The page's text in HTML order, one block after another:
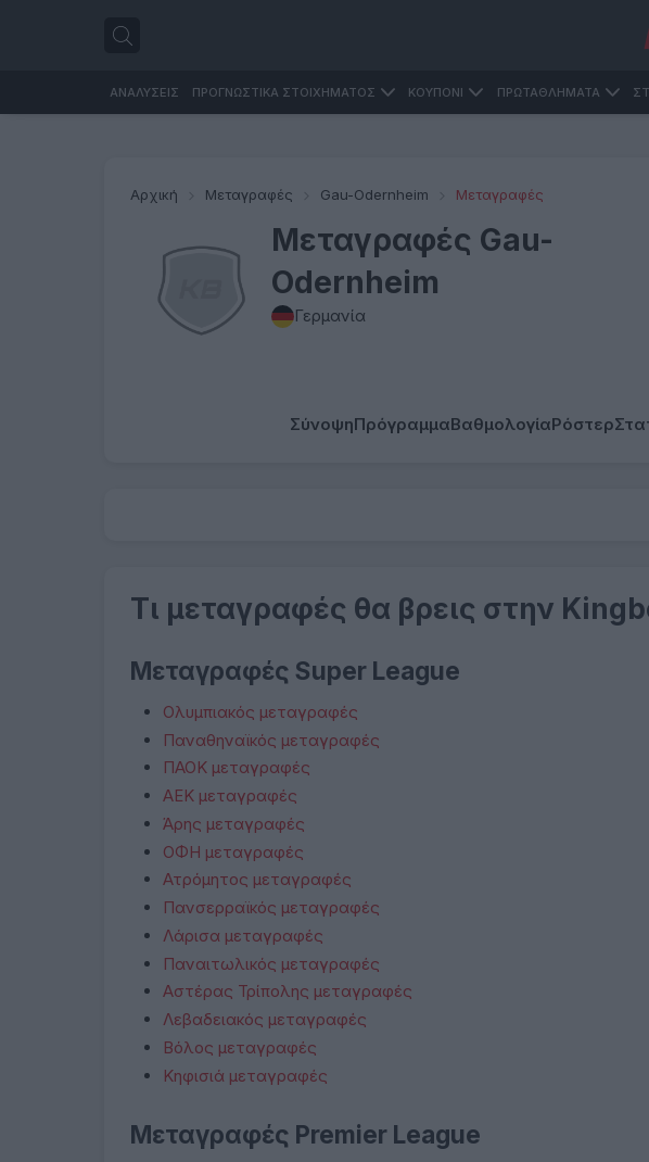
ΑΝΑΛΥΣΕΙΣ ΠΡΟΓΝΩΣΤΙΚΑ ΣΤΟΙΧΗΜΑΤΟΣ ΚΟΥΠΟΝΙ ΠΡΩΤΑΘΛΗΜΑΤΑ
Αρχική Μεταγραφές Gau-Odernheim Μεταγραφές
Μεταγραφές Gau-
Odernheim
Γερμανία
ΣύνοψηΠρόγραμμαΒαθμολογίαΡόστερ
Τι μεταγραφές θα βρεις στην
Μεταγραφές Super League
Ολυμπιακός μεταγραφές
Παναθηναϊκός μεταγραφές
ΠΑΟΚ μεταγραφές
ΑΕΚ μεταγραφές
Άρης μεταγραφές
ΟΦΗ μεταγραφές
Ατρόμητος μεταγραφές
Πανσερραϊκός μεταγραφές
Λάρισα μεταγραφές
Παναιτωλικός μεταγραφές
Αστέρας Τρίπολης μεταγραφές
Λεβαδειακός μεταγραφές
Βόλος μεταγραφές
Κηφισιά μεταγραφές
Μεταγραφές Premier League